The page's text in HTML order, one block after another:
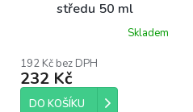
středu 50 ml
Skladem
192 Kč bez DPH
232 Kč
DO KOŠÍKU